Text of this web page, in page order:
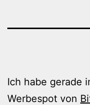
Ich habe gerade
Werbespot von